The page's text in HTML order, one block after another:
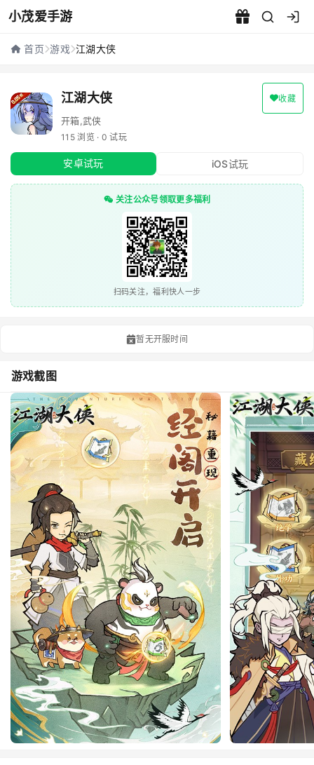
小茂爱手游
江湖大侠 - 小茂爱手游
首页 游戏 江湖大侠
江湖大侠 收藏
开箱,武侠
115 浏览 · 0 试玩
安卓试玩 iOS试玩
关注公众号领取更多福利
扫码关注，福利快人一步
暂无开服时间
游戏截图